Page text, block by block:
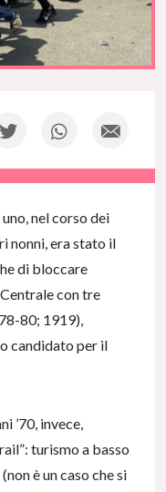
nel corso dei
nonni, era stato il
di bloccare
Centrale con tre
80; 1919),
candidato per il
’70, invece,
turismo a basso
è un caso che si